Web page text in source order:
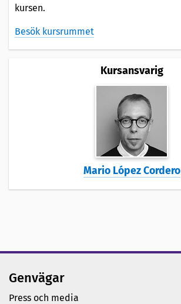
kursen.
Besök kursrummet
Kursansvarig
Mario López Cordero
Genvägar
Press och media